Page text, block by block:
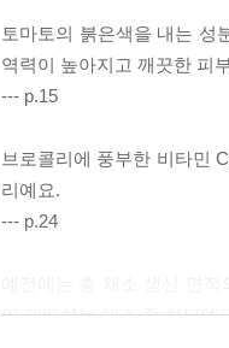
토마토의 붉은색을 내는 성
역력이 높아지고 깨끗한 피
--- p.15
브로콜리에 풍부한 비타민
리예요.
--- p.24
이 재배하는 채소 중 하나예